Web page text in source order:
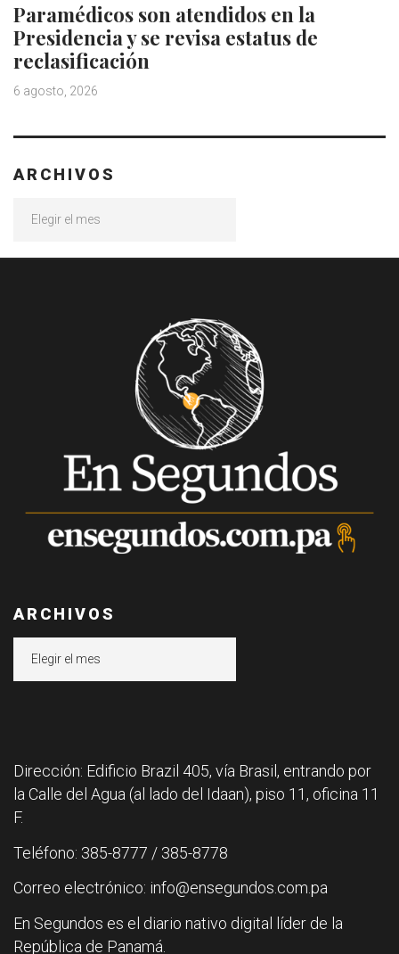
Paramédicos son atendidos en la
Presidencia y se revisa estatus de
reclasificación
6 agosto, 2026
ARCHIVOS
ARCHIVOS
Dirección: Edificio Brazil 405, vía Brasil, entrando por
la Calle del Agua (al lado del Idaan), piso 11, oficina 11
F.
Teléfono: 385-8777 / 385-8778
Correo electrónico: info@ensegundos.com.pa
En Segundos es el diario nativo digital líder de la
República de Panamá.